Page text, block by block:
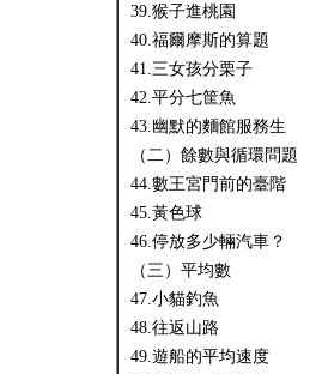
39.猴子進桃園
40.福爾摩斯的算題
41.三女孩分栗子
42.平分七筐魚
43.幽默的麵館服務生
（二）餘數與循環問題
44.數王宮門前的臺階
45.黃色球
46.停放多少輛汽車？
（三）平均數
47.小貓釣魚
48.往返山路
49.遊船的平均速度